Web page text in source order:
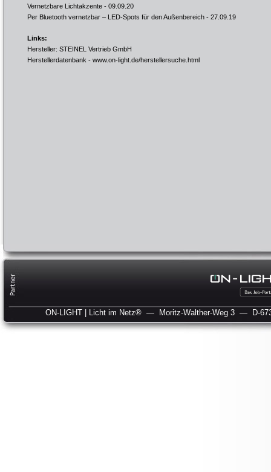
Vernetzbare Lichtakzente - 09.09.20
Per Bluetooth vernetzbar – LED-Spots für den Außenbereich - 27.09.19
Links:
Hersteller: STEINEL Vertrieb GmbH
Herstellerdatenbank - www.on-light.de/herstellersuche.html
ON-LIGHT | Licht im Netz® — Moritz-Walther-Weg 3 — D-